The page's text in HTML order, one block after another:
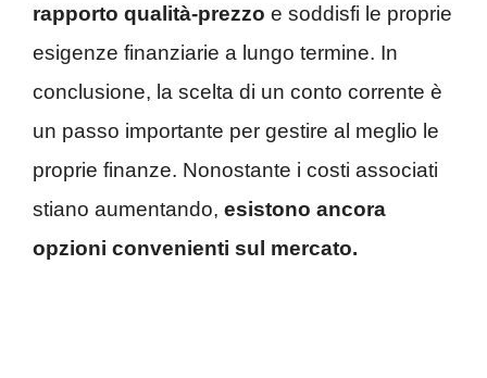
rapporto qualità-prezzo e soddisfi le proprie
esigenze finanziarie a lungo termine. In
conclusione, la scelta di un conto corrente è
un passo importante per gestire al meglio le
proprie finanze. Nonostante i costi associati
stiano aumentando, esistono ancora
opzioni convenienti sul mercato.